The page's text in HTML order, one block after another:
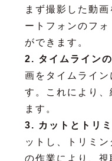
まず撮影した動
ートフォンのフ
ができます。
2. タイムライン
画をタイムライン
す。これにより、
ます。
3. カットとトリ
ットし、トリミ
の作業により、